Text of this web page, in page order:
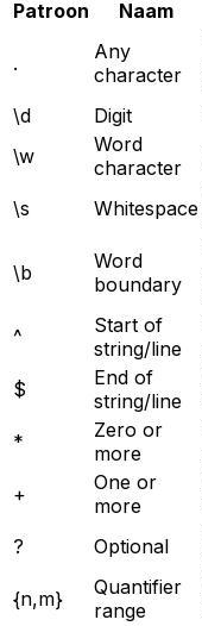
Patroon Naam
.
Any
character
\d
Digit
\w
Word
character
\s Whitespace
\b
Word
boundary
^
Start of
string/line
$
End of
string/line
*
Zero or
more
+
One or
more
?
Optional
{n,m}
Quantifier
range